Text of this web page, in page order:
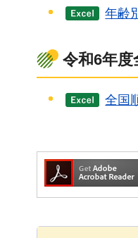
年齢
令和6年度
全国